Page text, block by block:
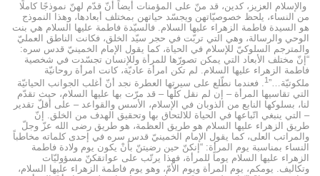
والإسلام العزيز، كدين، قد منّ على المؤمنات أيضاً أنّ قدّم لهنّ نموذجًا كاملًا
من النساء، يلحظ خصوصيّاتهن ويجسّد حياتهن بمختلف أبعادها، وهذا النموذج
هو السيدة فاطمة الزهراء عليها السلام. فالسيّدة فاطمة عليها السلام هي بنت
الوحي والرسالة، وهي التي تربّت في حجر سيّد الخلق، فكانت الناطق العمليّ
والمترجم السلوكيّ للإسلام في الحياة، كما يقول الإمام الخمينيّ قدس سره:
“إنّ مختلف الأبعاد التي يمكن تصورّها للمرأة وللإنسان تجسّدت في شخصية
فاطمة الزهراء عليها السلام. لم تكن امرأة عاديّة، كانت امرأة روحانيّة
ملكوتيّة…”1. فعندما نطّلع على سيرتها العطرة نجد أنّ أغلب الجوانب الحياتيّة
التي تقاسيها المرأة – إن لم نقل كلّها – قد مرّت بها عليها السلام، حيث تقدّم
لنا، بسلوكها النابع من الذوبان في الإسلام، الأسس والقواعد – على أقلّ تقدير
– التي ينبغي اتّباعها في الحياة للالتحاق بها وتحقيق الهدف من الخلق. إنّ
طريق الزهراء عليها السلام هو طريق العظمة، هو طريق رضى الله عزّ وجلّ
والمراتب العلى، كما يقول الإمام الخمينيّ قدس سره في إحدى كلماته مخاطباً
النساء بمناسبة يوم المرأة: “إنكنّ حين رضيتنّ بأنْ يكون يوم ولادة فاطمة
الزهراء عليها السلام يوماً للمرأة، فهذا يرتّب على عواتقكنّ مسؤوليّات
وتكاليف. يومكم، يوم المرأة ويوم الأمّ، وهو يوم فاطمة الزهراء عليها السلام،